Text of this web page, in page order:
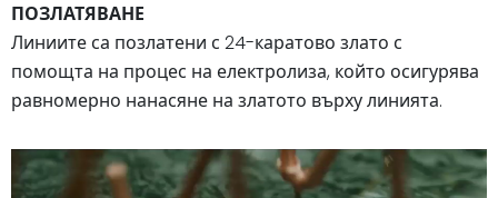
ПОЗЛАТЯВАНЕ
Линиите са позлатени с 24-каратово злато с
помощта на процес на електролиза, който осигурява
равномерно нанасяне на златото върху линията.